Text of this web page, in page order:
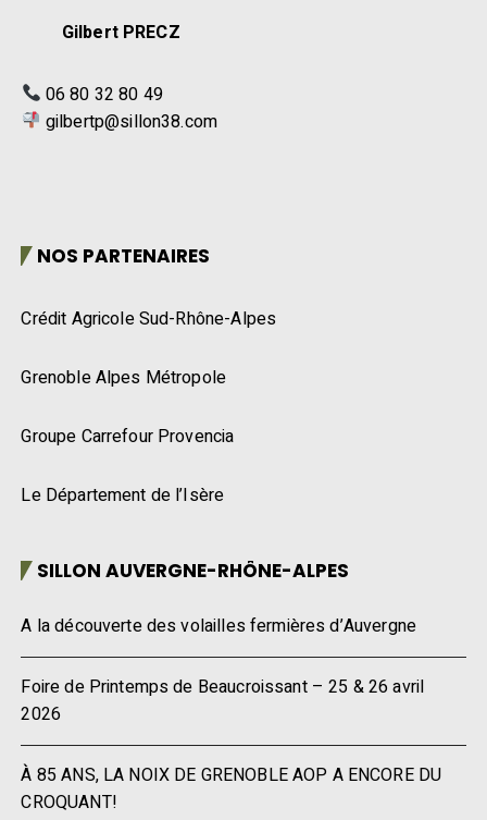
Gilbert PRECZ
06 80 32 80 49
gilbertp@sillon38.com
NOS PARTENAIRES
Crédit Agricole Sud-Rhône-Alpes
Grenoble Alpes Métropole
Groupe Carrefour Provencia
Le Département de l’Isère
SILLON AUVERGNE-RHÔNE-ALPES
A la découverte des volailles fermières d’Auvergne
Foire de Printemps de Beaucroissant – 25 & 26 avril
2026
À 85 ANS, LA NOIX DE GRENOBLE AOP A ENCORE DU
CROQUANT!